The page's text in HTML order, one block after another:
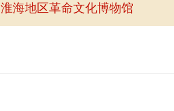
淮海地区革命文化博物馆